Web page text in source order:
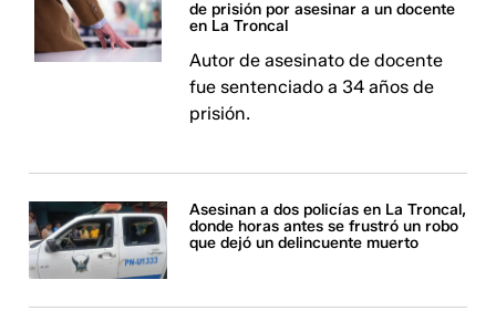
de prisión por asesinar a un docente
en La Troncal
Autor de asesinato de docente
fue sentenciado a 34 años de
prisión.
Asesinan a dos policías en La Troncal,
donde horas antes se frustró un robo
que dejó un delincuente muerto